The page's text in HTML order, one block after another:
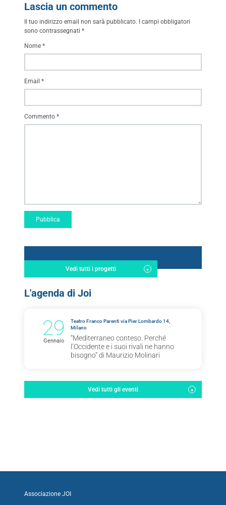
Vedi tutti i progetti
L'agenda di Joi
29
Gennaio
Teatro Franco Parenti via Pier Lombardo 14,
Milano
“Mediterraneo conteso. Perché
l’Occidente e i suoi rivali ne hanno
bisogno” di Maurizio Molinari
Vedi tutti gli eventi
Lascia un commento
Il tuo indirizzo email non sarà pubblicato. I campi obbligatori
sono contrassegnati *
Commento *
Nome *
Email *
Associazione JOI